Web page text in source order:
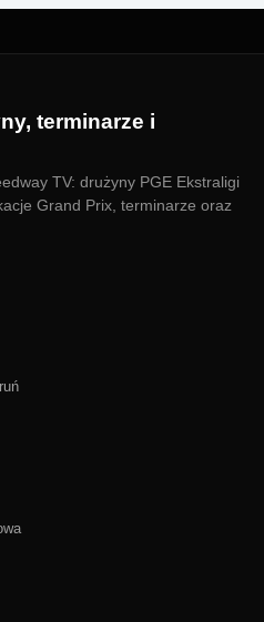
terminarze i
TV: drużyny PGE Ekstraligi
Grand Prix, terminarze oraz